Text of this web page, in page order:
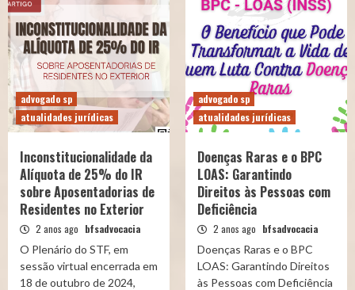
advogado sp
atualidades jurídicas
Inconstitucionalidade da
Alíquota de 25% do IR
sobre Aposentadorias de
Residentes no Exterior
2 anos ago bfsadvocacia
O Plenário do STF, em
sessão virtual encerrada em
18 de outubro de 2024,
advogado sp
atualidades jurídicas
Doenças Raras e o BPC
LOAS: Garantindo
Direitos às Pessoas com
Deficiência
2 anos ago bfsadvocacia
Doenças Raras e o BPC
LOAS: Garantindo Direitos
às Pessoas com Deficiência